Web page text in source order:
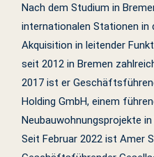
Nach dem Studium in
internationalen Stationen in
Akquisition in leitender
seit 2012 in Bremen
2017 ist er
Holding GmbH, einem
Neubauwohnungsprojekte
Seit Februar 2022 ist Amer